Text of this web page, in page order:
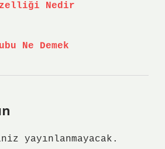
Nedir
Ne Demek
yayınlanmayacak.